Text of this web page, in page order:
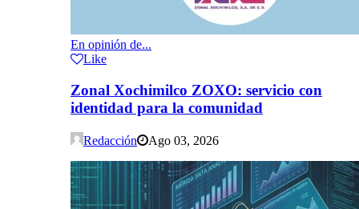
En opinión de...
Like
Zonal Xochimilco ZOXO: servicio con
identidad para la comunidad
Redacción Ago 03, 2026